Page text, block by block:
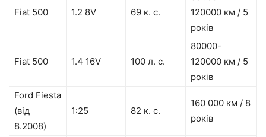
Fiat 500 1.2 8V 69 к. с.
120000 км / 5
років
Fiat 500 1.4 16V 100 л. с.
80000-
120000 км / 5
років
Ford Fiesta
(від
8.2008)
1:25 82 к. с.
160 000 км / 8
років